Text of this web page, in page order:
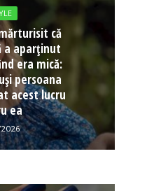
că
a aparținut
era mică:
persoana
acest lucru
ea